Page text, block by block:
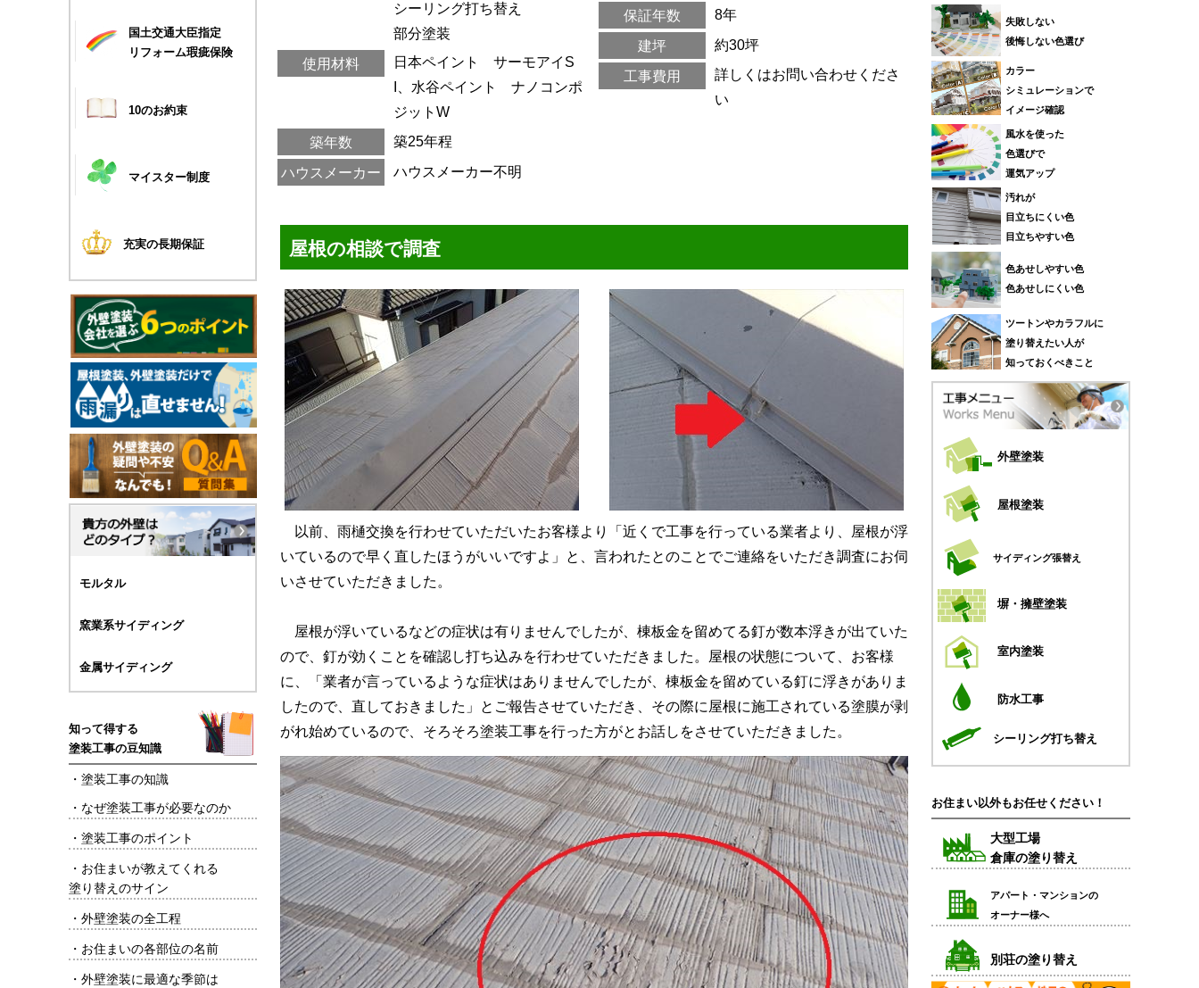
国土交通大臣指定
リフォーム瑕疵保険
10のお約束
マイスター制度
充実の長期保証
モルタル
窯業系サイディング
金属サイディング
知って得する
塗装工事の豆知識
・ 塗装工事の知識
・ なぜ塗装工事が必要なのか
・ 塗装工事のポイント
・ お住まいが教えてくれる
塗り替えのサイン
・ 外壁塗装の全工程
・ お住まいの各部位の名前
・ 外壁塗装に最適な季節は
シーリング打ち替え
部分塗装
使用材料
日本ペイント サーモアイS
I、水谷ペイント ナノコンポ
ジットW
築年数
築25年程
ハウスメーカー ハウスメーカー不明
保証年数 8年
建坪 約30坪
工事費用
詳しくはお問い合わせくださ
い
屋根の相談で調査
以前、雨樋交換を行わせていただいたお客様より「近くで工事を行っている業者より、屋根が浮
いているので早く直したほうがいいですよ」と、言われたとのことでご連絡をいただき調査にお伺
いさせていただきました。
屋根が浮いているなどの症状は有りませんでしたが、棟板金を留めてる釘が数本浮きが出ていた
ので、釘が効くことを確認し打ち込みを行わせていただきました。屋根の状態について、お客様
に、「業者が言っているような症状はありませんでしたが、棟板金を留めている釘に浮きがありま
したので、直しておきました」とご報告させていただき、その際に屋根に施工されている塗膜が剥
がれ始めているので、そろそろ塗装工事を行った方がとお話しをさせていただきました。
失敗しない
後悔しない色選び
カラー
シミュレーションで
イメージ確認
風水を使った
色選びで
運気アップ
汚れが
目立ちにくい色
目立ちやすい色
色あせしやすい色
色あせしにくい色
ツートンやカラフルに
塗り替えたい人が
知っておくべきこと
外壁塗装
屋根塗装
サイディング張替え
塀・擁壁塗装
室内塗装
防水工事
シーリング打ち替え
お住まい以外もお任せください！
大型工場
倉庫の塗り替え
アパート・マンションの
オーナー様へ
別荘の塗り替え